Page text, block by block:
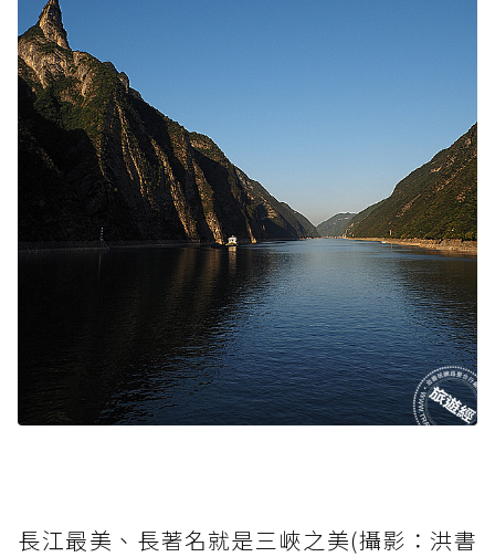
長江最美、長著名就是三峽之美(攝影：洪書